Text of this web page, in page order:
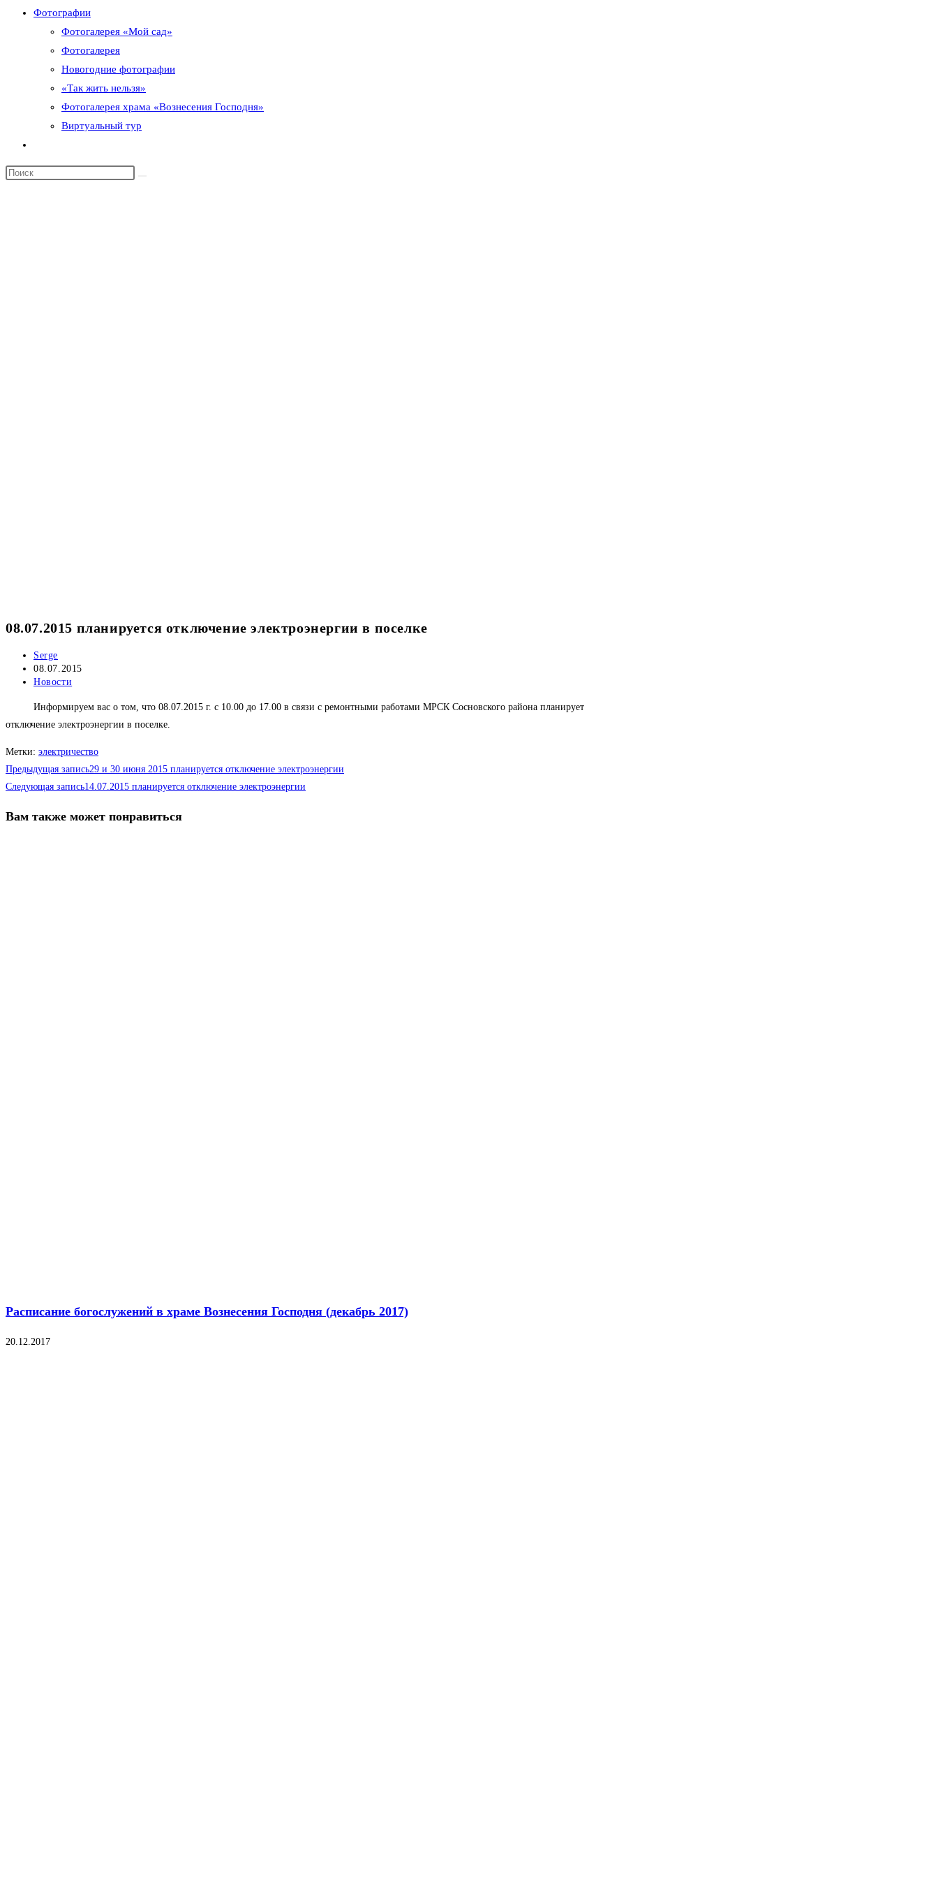
Фотографии
Фотогалерея «Мой сад»
Фотогалерея
Новогодние фотографии
«Так жить нельзя»
Фотогалерея храма «Вознесения Господня»
Виртуальный тур
по
08.07.2015 планируется отключение электроэнергии в поселке
Автор
записи:
Serge
Запись
опубликована:
08.07.2015
Рубрика
Новости
Информируем вас о том, что 08.07.2015 г. с 10.00 до 17.00 в связи с ремонтными работами МРСК Сосновского района планирует
отключение электроэнергии в поселке.
Метки: электричество
Еще
статьи
Предыдущая запись29 и 30 июня 2015 планируется отключение электроэнергии
Следующая запись14.07.2015 планируется отключение электроэнергии
Вам также может понравиться
Расписание богослужений в храме Вознесения Господня (декабрь 2017)
20.12.2017